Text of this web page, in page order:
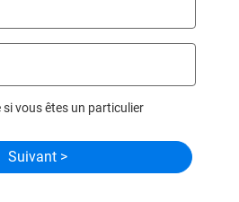
si vous êtes un particulier